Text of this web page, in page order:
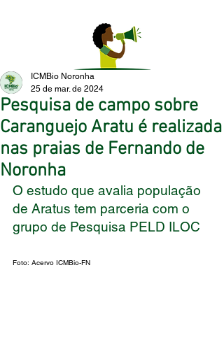
Pesquisa de campo sobre
Caranguejo Aratu é realizada
nas praias de Fernando de
Noronha
ICMBio Noronha
25 de mar. de 2024
O estudo que avalia população
de Aratus tem parceria com o
grupo de Pesquisa PELD ILOC
Foto: Acervo ICMBio-FN